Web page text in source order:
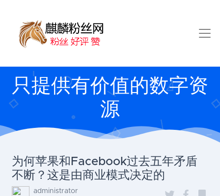
只提供有价值的数字资
源
为何苹果和Facebook过去五年矛盾
不断？这是由商业模式决定的
administrator